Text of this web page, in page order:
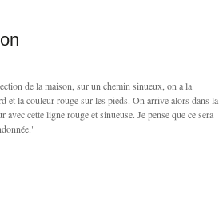
de la maison, sur un chemin sinueux, on a la
et la couleur rouge sur les pieds. On arrive alors dans la
avec cette ligne rouge et sinueuse. Je pense que ce sera